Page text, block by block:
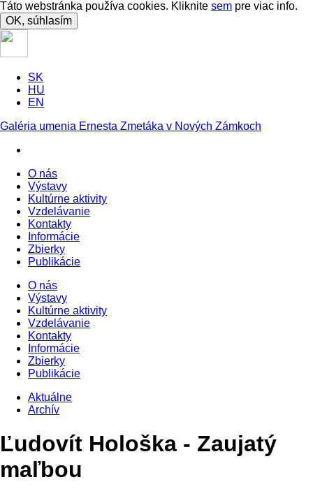
Táto webstránka používa cookies. Kliknite sem pre viac info.
OK, súhlasím
SK
HU
EN
Galéria umenia Ernesta Zmetáka v Nových Zámkoch
O nás
Výstavy
Kultúrne aktivity
Vzdelávanie
Kontakty
Informácie
Zbierky
Publikácie
O nás
Výstavy
Kultúrne aktivity
Vzdelávanie
Kontakty
Informácie
Zbierky
Publikácie
Aktuálne
Archív
Ľudovít Hološka - Zaujatý
maľbou